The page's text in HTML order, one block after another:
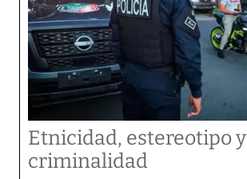
Etnicidad, estereotipo y
criminalidad